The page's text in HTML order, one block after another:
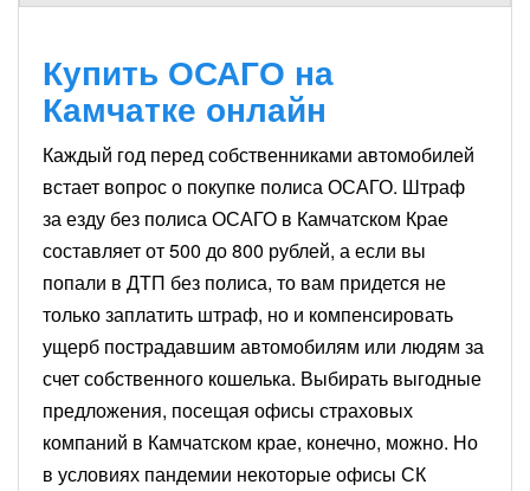
Купить ОСАГО на
Камчатке онлайн
Каждый год перед собственниками автомобилей
встает вопрос о покупке полиса ОСАГО. Штраф
за езду без полиса ОСАГО в Камчатском Крае
составляет от 500 до 800 рублей, а если вы
попали в ДТП без полиса, то вам придется не
только заплатить штраф, но и компенсировать
ущерб пострадавшим автомобилям или людям за
счет собственного кошелька. Выбирать выгодные
предложения, посещая офисы страховых
компаний в Камчатском крае, конечно, можно. Но
в условиях пандемии некоторые офисы СК